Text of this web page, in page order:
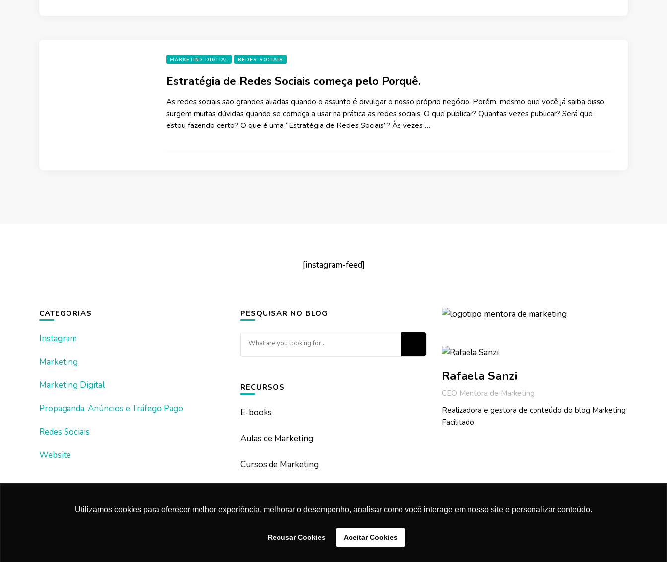
Utilizamos cookies para oferecer melhor experiência, melhorar o desempenho, analisar como você interage em nosso site e personalizar conteúdo.
Recusar Cookies Aceitar Cookies
MARKETING DIGITAL REDES SOCIAIS
Estratégia de Redes Sociais começa pelo Porquê.
As redes sociais são grandes aliadas quando o assunto é divulgar o nosso próprio negócio. Porém, mesmo que você já saiba disso,
surgem muitas dúvidas quando se começa a usar na prática as redes sociais. O que publicar? Quantas vezes publicar? Será que
estou fazendo certo? O que é uma “Estratégia de Redes Sociais”? Às vezes …
[instagram-feed]
CATEGORIAS
Instagram
Marketing
Marketing Digital
Propaganda, Anúncios e Tráfego Pago
Redes Sociais
Website
PESQUISAR NO BLOG
Looking
RECURSOS
E-books
Aulas de Marketing
Cursos de Marketing
Rafaela Sanzi
CEO Mentora de Marketing
Realizadora e gestora de conteúdo do blog Marketing
Facilitado
Blossom Themes. Powered by